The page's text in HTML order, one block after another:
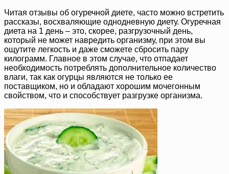
Читая отзывы об огуречной диете, часто можно встретить
рассказы, восхваляющие однодневную диету. Огуречная
диета на 1 день – это, скорее, разгрузочный день,
который не может навредить организму, при этом вы
ощутите легкость и даже сможете сбросить пару
килограмм. Главное в этом случае, что отпадает
необходимость потреблять дополнительное количество
влаги, так как огурцы являются не только ее
поставщиком, но и обладают хорошим мочегонным
свойством, что и способствует разгрузке организма.